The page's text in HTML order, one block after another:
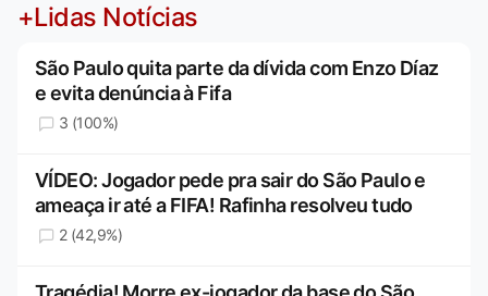
+Lidas Notícias
São Paulo quita parte da dívida com Enzo Díaz
e evita denúncia à Fifa
3 (100%)
VÍDEO: Jogador pede pra sair do São Paulo e
ameaça ir até a FIFA! Rafinha resolveu tudo
2 (42,9%)